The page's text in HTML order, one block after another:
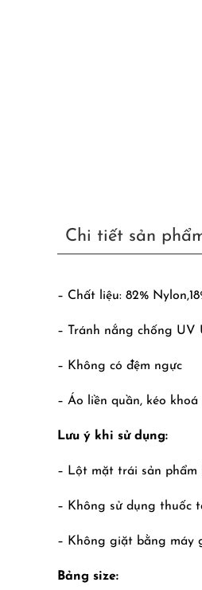
Chi tiết sản
– Chất liệu: 82%
– Tránh nắng chống UV
– Không có đệm ngực
– Áo liền quần, kéo
Lưu ý khi sử dụng:
– Lột mặt trái sản phẩm
– Không sử dụng thuốc
– Không giặt bằng máy
Bảng size: